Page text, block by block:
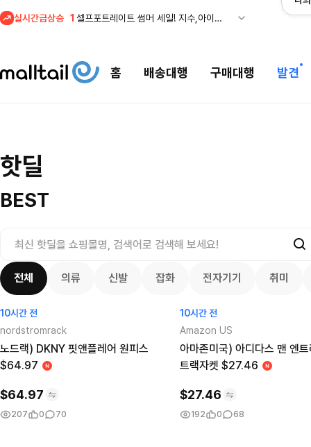
실시간급상승
4
프리미엄 반다이) 원피스 3주년 카드 프리오더 오픈! (인기 상품은 품절·재입고 반복)
홈 배송대행 구매대행 발견
핫딜
BEST
착용 + 관세내 특가
$200.00
8161
전체 의류 신발 잡화 전자기기 취미
10시간 전
nordstromrack
노드랙) DKNY 핏앤플레어 원피스
$64.97
$64.97
207 0 70
10시간 전
Amazon US
아마존미국) 아디다스 맨 엔
트랙자켓 $27.46
$27.46
192 0 68